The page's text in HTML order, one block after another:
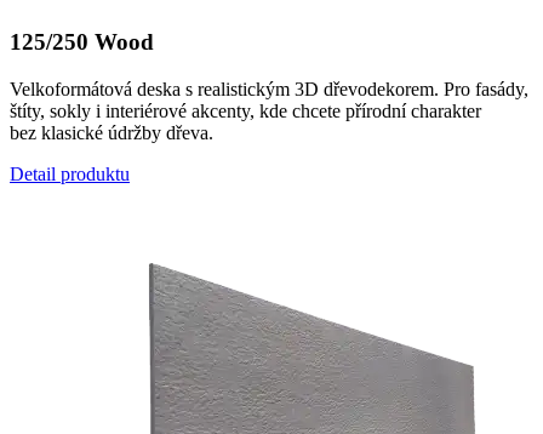
125/250 Wood
Velkoformátová deska s realistickým 3D dřevodekorem. Pro fasády,
štíty, sokly i interiérové akcenty, kde chcete přírodní charakter
bez klasické údržby dřeva.
Detail produktu